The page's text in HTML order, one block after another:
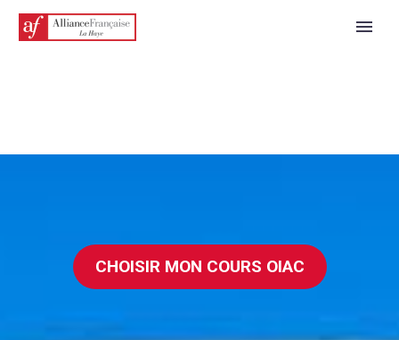
NEDERLANDS
CHOISIR MON COURS OIAC